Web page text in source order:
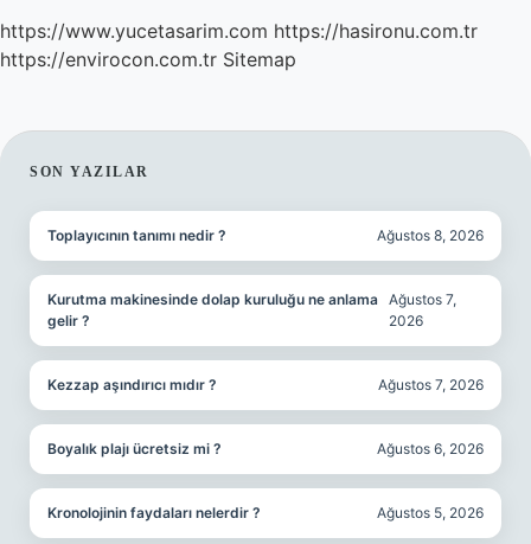
https://www.yucetasarim.com https://hasironu.com.tr
https://envirocon.com.tr Sitemap
SIDEBAR
SON YAZILAR
Toplayıcının tanımı nedir ? Ağustos 8, 2026
Kurutma makinesinde dolap kuruluğu ne anlama
gelir ?
Ağustos 7,
2026
Kezzap aşındırıcı mıdır ? Ağustos 7, 2026
Boyalık plajı ücretsiz mi ? Ağustos 6, 2026
Kronolojinin faydaları nelerdir ? Ağustos 5, 2026